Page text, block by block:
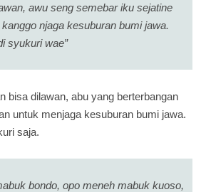
awu seng semebar iku sejatine
njaga kesuburan bumi jawa.
syukuri wae”
bisa dilawan, abu yang berterbangan
untuk menjaga kesuburan bumi jawa.
saja.
bondo, opo meneh mabuk kuoso,